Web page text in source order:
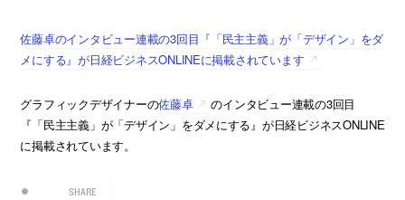
佐藤卓のインタビュー連載の3回目『「民主主義」が「デザイン」をダ
メにする』が日経ビジネスONLINEに掲載されています
グラフィックデザイナーの佐藤卓
のインタビュー連載の3回目
『「民主主義」が「デザイン」をダメにする』が日経ビジネスONLINE
に掲載されています。
SHARE